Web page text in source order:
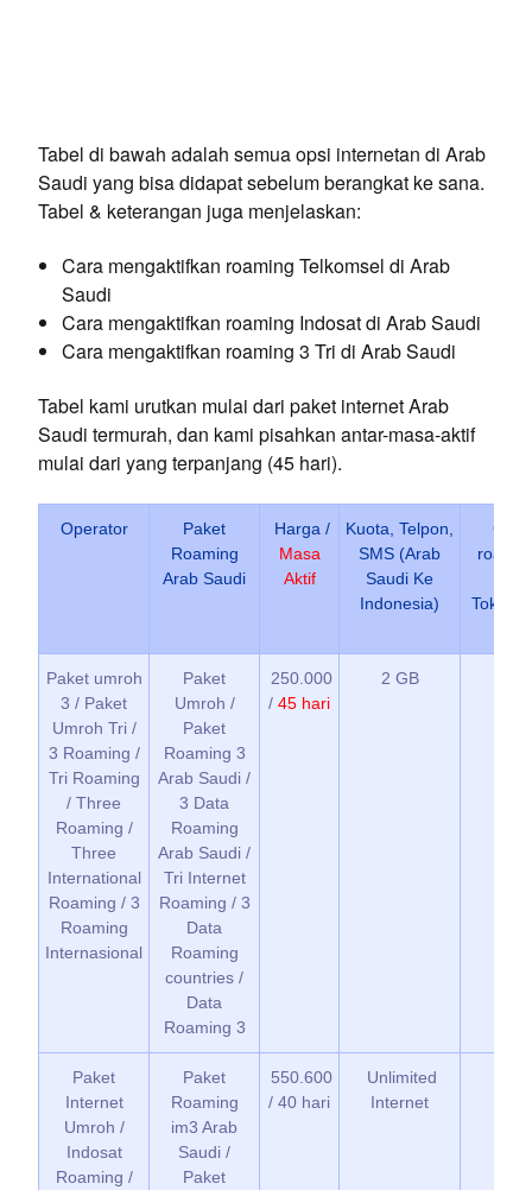
Tabel di bawah adalah semua opsi internetan di Arab
Saudi yang bisa didapat sebelum berangkat ke sana.
Tabel & keterangan juga menjelaskan:
Cara mengaktifkan roaming Telkomsel di Arab
Saudi
Cara mengaktifkan roaming Indosat di Arab Saudi
Cara mengaktifkan roaming 3 Tri di Arab Saudi
Tabel kami urutkan mulai dari paket internet Arab
Saudi termurah, dan kami pisahkan antar-masa-aktif
mulai dari yang terpanjang (45 hari).
Operator
Paket
Roaming
Arab Saudi
Harga /
Masa
Aktif
Kuota, Telpon,
SMS (Arab
Saudi Ke
Indonesia)
Toko
Paket umroh
3 / Paket
Umroh Tri /
3 Roaming /
Tri Roaming
/ Three
Roaming /
Three
International
Roaming / 3
Roaming
Internasional
Paket
Umroh /
Paket
Roaming 3
Arab Saudi /
3 Data
Roaming
Arab Saudi /
Tri Internet
Roaming / 3
Data
Roaming
countries /
Data
Roaming 3
250.000
/ 45 hari
2 GB
Paket
Internet
Umroh /
Indosat
Roaming /
Paket
Roaming
im3 Arab
Saudi /
Paket
550.600
/ 40 hari
Unlimited
Internet